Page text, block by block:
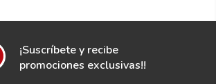
¡Suscríbete y recibe
promociones exclusivas!!